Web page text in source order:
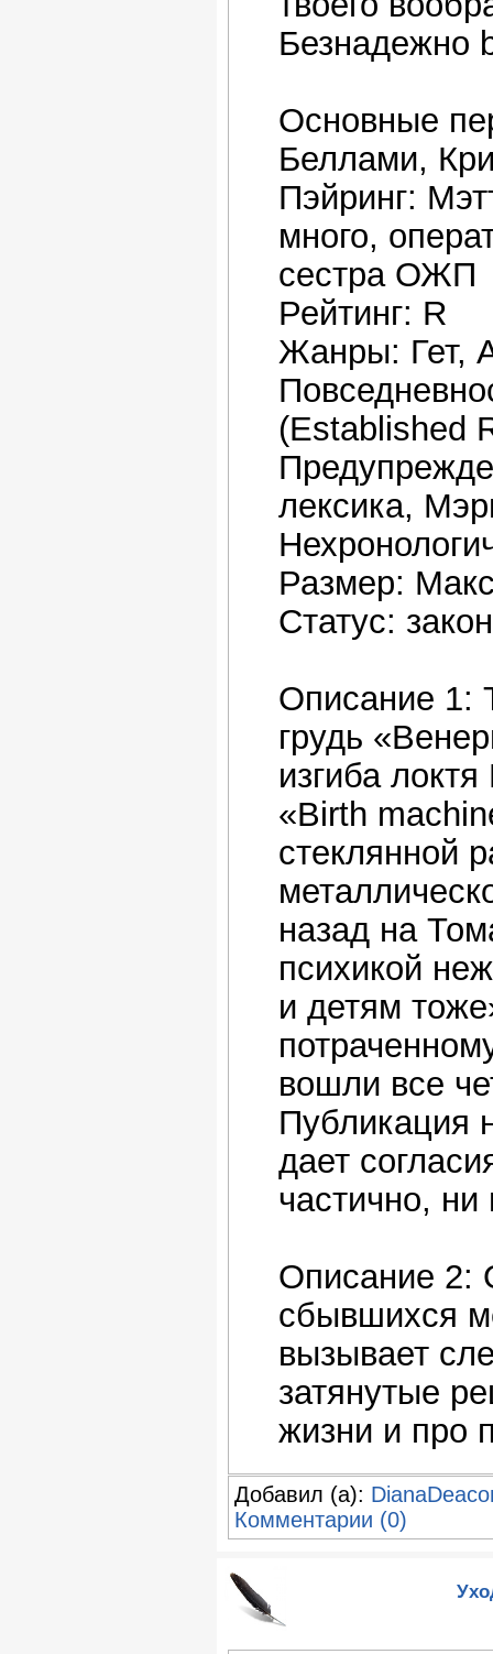
Безнадежно
Основные
Беллами,
Пэйринг:
много,
сестра ОЖП
Рейтинг: R
Жанры: Гет,
(Established
лексика,
Размер:
Статус:
Описание 1:
грудь
изгиба
«Birth
стеклянной
назад на
психикой
и детям
вошли все
Публикация
дает
частично, ни
Описание 2:
сбывшихся
вызывает
затянутые
жизни и про
Добавил (а):
Комментарии (0)